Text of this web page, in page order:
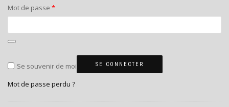
Mot de passe *Obligatoire
Se souvenir de moi SE CONNECTER
Mot de passe perdu ?